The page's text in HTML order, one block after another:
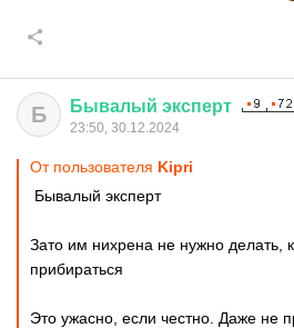
Б Бывалый эксперт
23:50, 30.12.2024
От пользователя Kipri
Бывалый эксперт
Зато им нихрена не нужно делать,
прибираться
Это ужасно, если честно. Даже не